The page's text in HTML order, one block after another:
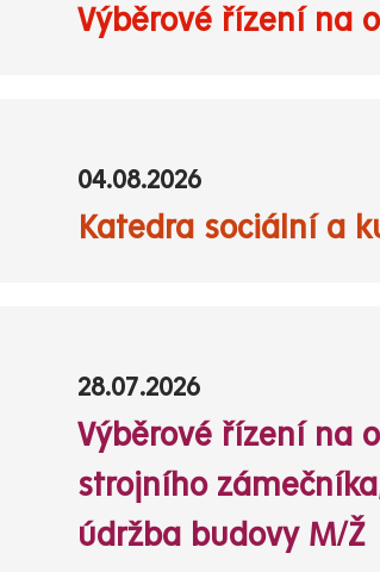
Výběrové řízení na
04.08.2026
Katedra sociální a
28.07.2026
Výběrové řízení na
strojního
údržba budovy M/Ž